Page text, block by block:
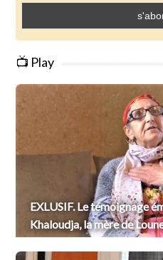
📺 Play
EXLUSIF. Le témoignage
Khaloudja, la mère de